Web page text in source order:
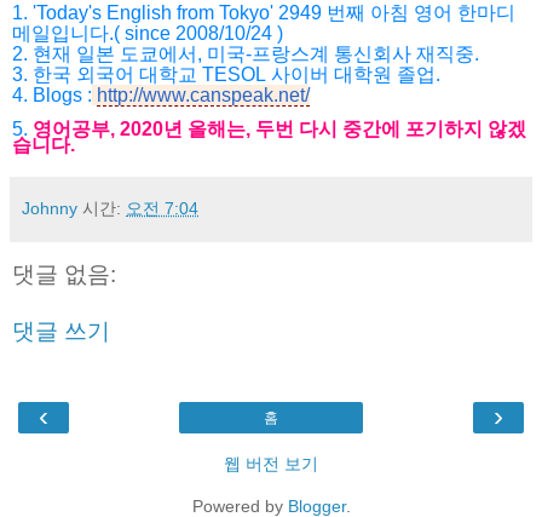
1. 'Today's English from Tokyo' 2949 번째 아침 영어 한마디
메일입니다.( since 2008/10/24 )
2. 현재 일본 도쿄에서 , 미국-프랑스계 통신회사 재직중.
3. 한국 외국어 대학교 TESOL 사이버 대학원 졸업.
4. Blogs : http://www.canspeak.net/
5. 영어공부, 2020년 올해는, 두번 다시 중간에 포기하지 않겠
습니다.
Johnny 시간: 오전 7:04
댓글 없음:
댓글 쓰기
‹ ›
홈
웹 버전 보기
Powered by Blogger.